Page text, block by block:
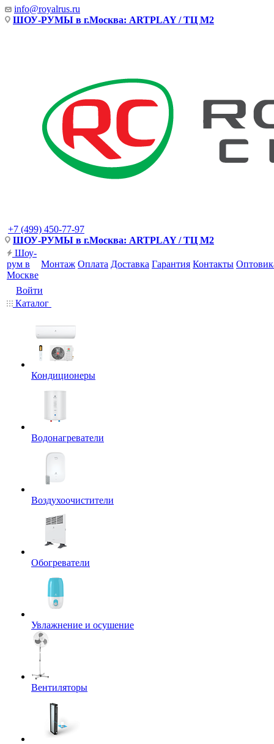
info@royalrus.ru
ШОУ-РУМЫ в г.Москва: ARTPLAY / ТЦ М2
+7 (499) 450-77-97
ШОУ-РУМЫ в г.Москва: ARTPLAY / ТЦ М2
Шоу-
рум в
Москве
Монтаж Оплата Доставка Гарантия Контакты
Войти
Каталог
Кондиционеры
Водонагреватели
Воздухоочистители
Обогреватели
Увлажнение и осушение
Вентиляторы